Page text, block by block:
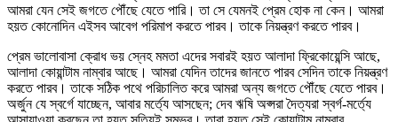
আমরা যেন সেই জগতে পৌঁছে যেতে পারি। তা সে যেমনই প্রেম হোক না কেন। আমরা
হয়ত কোনোদিন এইসব আবেগ পরিমাপ করতে পারব। তাকে নিয়ন্ত্রণ করতে পারব।
প্রেম ভালোবাসা ক্রোধ ভয় স্নেহ মমতা এদের সবারই হয়ত আলাদা ফ্রিকোয়েন্সি আছে,
আলাদা কোয়ান্টাম নাম্বার আছে। আমরা যেদিন তাদের জানতে পারব সেদিন তাকে নিয়ন্ত্রণ
করতে পারব। তাকে সঠিক পথে পরিচালিত করে আমরা অন্য জগতে পৌঁছে যেতে পারব।
অর্জুন যে স্বর্গে যাচ্ছেন, আবার মর্ত্যে আসছেন; দেব ঋষি অপ্সরা দৈত্যরা স্বর্গ-মর্ত্যে